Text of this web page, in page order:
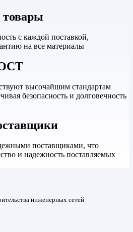
товары
с каждой поставкой,
на все материалы
высочайшим стандартам
безопасность и долговечность
поставщиками, что
и надежность поставляемых
инженерных сетей